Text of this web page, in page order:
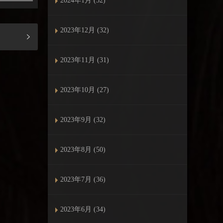
2023年12月 (32)
2023年11月 (31)
2023年10月 (27)
2023年9月 (32)
2023年8月 (50)
2023年7月 (36)
2023年6月 (34)